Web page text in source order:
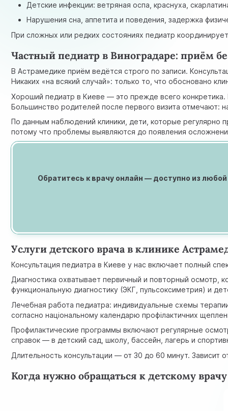
Детские инфекции: ветряная оспа, краснуха,
Нарушения сна, аппетита и поведения, задержка
При сложных или редких состояниях педиатр
Частный педиатр в Виноградаре: приём
В Астрамедике приём ведётся строго по записи.
Никаких «на всякий случай»: только то, что обосновано
Хороший педиатр в Киеве — это прежде всего конкретика.
Большинство родителей после первого визита отмечают:
По данным наблюдений клиники, дети, которые
потому что проблемы выявляются до появления
Обратитесь к врачу онлайн — доступно из
Услуги детского врача в клинике
Консультация педиатра в Киеве у нас включает полный
Диагностика охватывает первичный и повторный осмотр,
функциональную диагностику (ЭКГ, пульсоксиметрия) и
Лечебная работа педиатра: индивидуальные схемы
согласнонаціональному календарю профілактичних
Профилактические программы включают регулярные
справок — в детский сад, школу, бассейн, лагерь и
Длительность консультации — от 30 до 60 минут. Зависит
Когда нужно обращаться к детскому